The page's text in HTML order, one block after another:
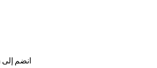
انضم إلى Natasha T. Brown للحصول على كتاب على الإنترنت Reveal Party لكتابها القادم .